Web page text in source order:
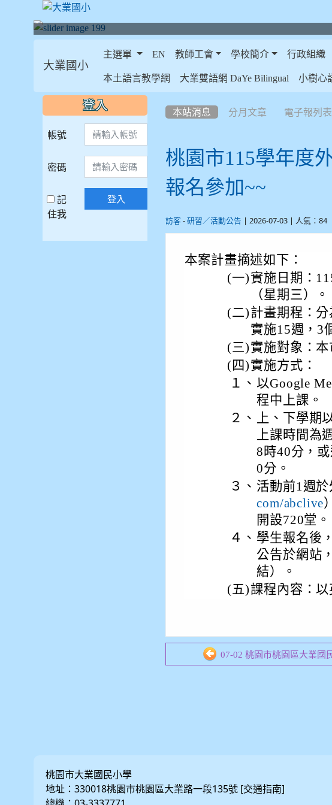
大業國小
主選單 EN 教師工會 學校簡介 行政組織
本土語言教學網 大業雙語網 DaYe Bilingual 小樹心
本站消息 分月文章 電子報列表
桃園市115學年度
報名參加~~
訪客 -研習／活動公告 | 2026-07-03 | 人氣：84
本案計畫摘述如下：
(一)實施日期：
（星期三）。
(二)計畫期程：
實施15週，3
(三)實施對象：本
(四)實施方式：
１、 以Google
程中上課。
２、
上、下學期
上課時間為
8時40分，
0分。
３、 活動前1週
com/abclive
開設720堂。
４、 學生報名後
公告於網站
結）。
(五)課程內容：以
07-02 桃園市桃園區大業國
::: 登入
帳號
密碼
記
住我
登入
桃園市大業國民小學
地址：330018桃園市桃園區大業路一段135號 [交通指南]